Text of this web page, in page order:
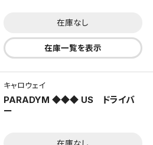
在庫なし
在庫一覧を表示
キャロウェイ
PARADYM ◆◆◆ US ドライバ
ー